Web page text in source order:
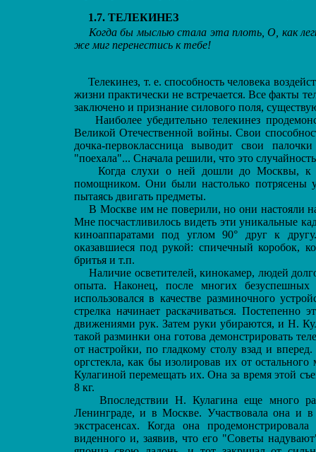
1.7. ТЕЛЕКИНЕЗ
Когда бы мыслью стала эта плоть, О, как
же миг перенестись к тебе!
Телекинез, т. е. способность человека
жизни практически не встречается. Все факты
заключено и признание силового поля,
Наиболее убедительно телекинез
Великой Отечественной войны. Свои
дочка-первоклассница выводит свои
"поехала"... Сначала решили, что это
Когда слухи о ней дошли до Москвы, к
помощником. Они были настолько потрясены
пытаясь двигать предметы.
В Москве им не поверили, но они настояли
Мне посчастливилось видеть эти уникальные
киноаппаратами под углом 90° друг к
оказавшиеся под рукой: спичечный коробок,
бритья и т.п.
Наличие осветителей, кинокамер, людей
опыта. Наконец, после многих безуспешных
использовался в качестве разминочного
стрелка начинает раскачиваться. Постепенно
движениями рук. Затем руки убираются, и Н.
такой разминки она готова демонстрировать
от настройки, по гладкому столу взад и
оргстекла, как бы изолировав их от
Кулагиной перемещать их. Она за время этой
8 кг.
Впоследствии Н. Кулагина еще много
Ленинграде, и в Москве. Участвовала она и в
экстрасенсах. Когда она
виденного и, заявив, что его "Советы